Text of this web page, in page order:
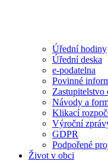
Úřední hodiny
Úřední deska
e-podatelna
Povinné
Zastupitelstvo
Návody a
Klikací
Výroční
GDPR
Podpořené
Život v obci